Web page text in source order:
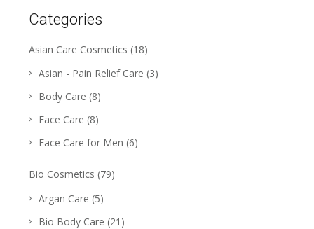
Categories
Asian Care Cosmetics (18)
Asian - Pain Relief Care (3)
Body Care (8)
Face Care (8)
Face Care for Men (6)
Bio Cosmetics (79)
Argan Care (5)
Bio Body Care (21)